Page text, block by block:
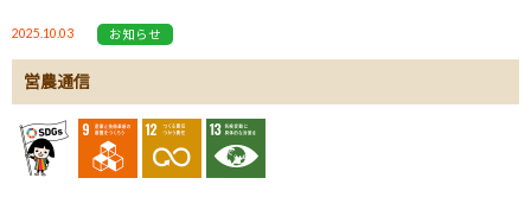
2025.10.03 お知らせ
営農通信